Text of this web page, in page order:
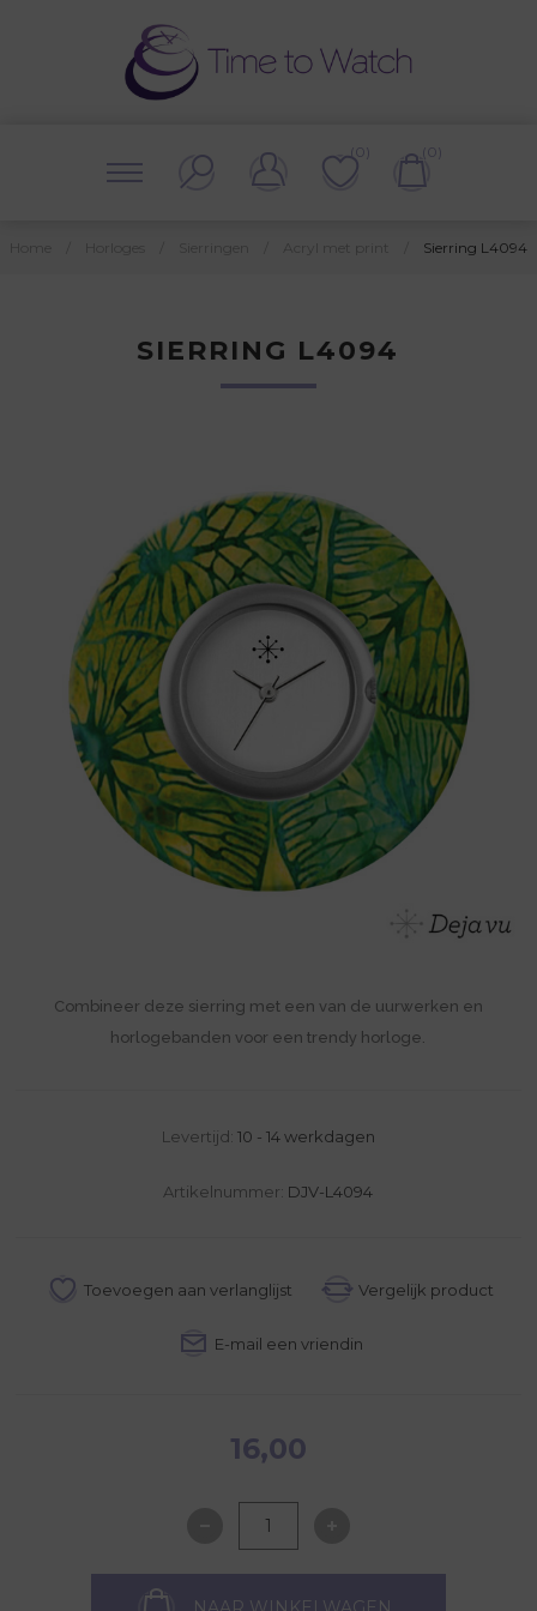
(0) (0)
Sierring L4094
SIERRING L4094
Combineer deze sierring met een van de uurwerken en
horlogebanden voor een trendy horloge.
Levertijd: 10 - 14 werkdagen
Artikelnummer: DJV-L4094
16,00